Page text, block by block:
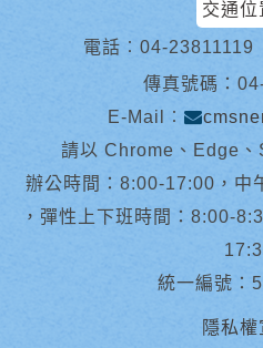
交通位
電話︰ 04-23811119
傳真號碼：
E-Mail︰
請以 Chrome、Edge
辦公時間：8:00-17:00，中
，彈性上下班時間：8:00-
統一編號：
隱私權